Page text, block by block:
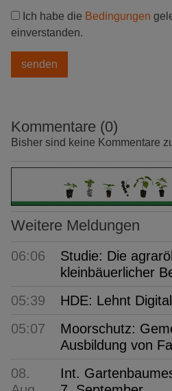
Ich habe die Bedingungen
einverstanden.
Kommentare (0)
Bisher sind keine Kommentare
Weitere Meldungen
06:06
Studie: Die
kleinbäuerlicher
05:39
HDE: Lehnt
05:07
Moorschutz:
Ausbildung von
08.
Int.